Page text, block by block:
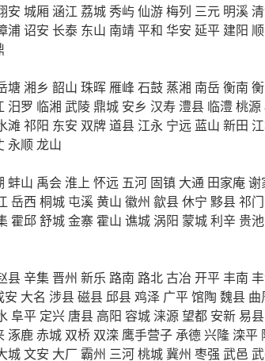
安 城厢 涵江 荔城秀屿仙游梅列 三元 明溪
浦诏安 长泰 东山 南靖平和 华安 延平 建阳
塘湘乡 韶山 珠晖 雁峰 石鼓 蒸湘 南岳衡南
汨罗 临湘 武陵鼎城 安乡 汉寿 澧县 临澧桃源
滩 祁阳 东安 双牌道县 江永 宁远 蓝山 新田
永顺龙山
蚌山 禹会淮上 怀远 五河 固镇 大通 田家庵谢
岳西 桐城 屯溪黄山 徽州 歙县休宁 黟县祁门
霍邱舒城金寨 霍山 谯城 涡阳 蒙城利辛 贵池
县辛集 晋州 新乐 路南 路北古冶 开平丰南
安 大名 涉县磁县邱县鸡泽 广平馆陶 魏县 曲
阜平 定兴 唐县 高阳 容城 涞源望都 安新易县
涿鹿赤城 双桥 双滦 鹰手营子承德兴隆 滦平
城文安 大厂 霸州 三河桃城冀州 枣强 武邑